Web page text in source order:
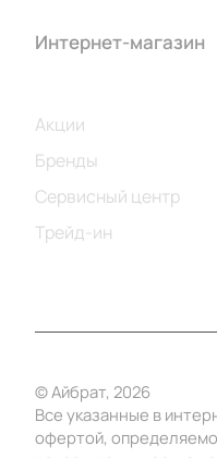
Интернет-магазин
Акции
Бренды
Сервисный центр
Трейд-ин
© Айбрат, 2026
Все указанные в
офертой,